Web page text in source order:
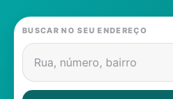
Gás
Contatos
BUSCAR NO SEU ENDEREÇO
Rua, número, bairro